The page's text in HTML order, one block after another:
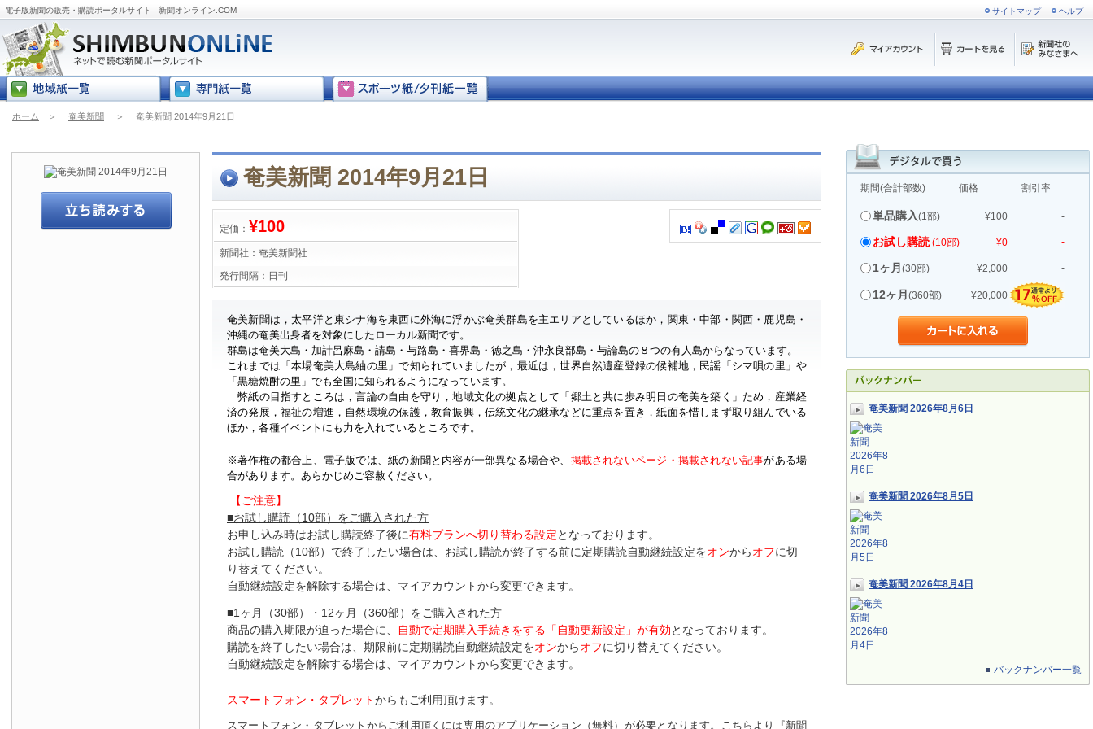
電子版新聞の販売・購読ポータルサイト - 新聞オンライン.COM サイトマップ ヘルプ
ホーム ＞ 奄美新聞 ＞ 奄美新聞 2014年9月21日
期間(合計部数) 価格 割引率
単品購入(1部) ¥100 -
お試し購読 (10部) ¥0 -
1ヶ月 (30部) ¥2,000 -
12ヶ月 (360部) ¥20,000
奄美新聞 2026年8月6日
奄美新聞 2026年8月5日
奄美新聞 2026年8月4日
バックナンバー一覧
奄美新聞 2014年9月21日
定価： ¥100
新聞社： 奄美新聞社
発行間隔： 日刊
奄美新聞は，太平洋と東シナ海を東西に外海に浮かぶ奄美群島を主エリアとしているほか，関東・中部・関西・鹿児島・
沖縄の奄美出身者を対象にしたローカル新聞です。
群島は奄美大島・加計呂麻島・請島・与路島・喜界島・徳之島・沖永良部島・与論島の８つの有人島からなっています。
これまでは「本場奄美大島紬の里」で知られていましたが，最近は，世界自然遺産登録の候補地，民謡「シマ唄の里」や
「黒糖焼酎の里」でも全国に知られるようになっています。
弊紙の目指すところは，言論の自由を守り，地域文化の拠点として「郷土と共に歩み明日の奄美を築く」ため，産業経
済の発展，福祉の増進，自然環境の保護，教育振興，伝統文化の継承などに重点を置き，紙面を惜しまず取り組んでいる
ほか，各種イベントにも力を入れているところです。
※著作権の都合上、 電子版では、紙の新聞と内容が一部異なる場合や、 掲載されないページ・掲載されない記事がある場
合があります。あらかじめご容赦ください。
【ご注意】
■お試し購読（10部）をご購入された方
お申し込み時はお試し購読終了後に有料プランへ切り替わる設定となっております。
お試し購読（10部）で終了したい場合は、お試し購読が終了する前に定期購読自動継続設定をオンからオフに切
り替えてください。
自動継続設定を解除する場合は、マイアカウントから変更できます。
■1ヶ月（30部）・12ヶ月（360部）をご購入された方
商品の購入期限が迫った場合に、
自動で定期購入手続きをする「自動更新設定」が有効となっております。
購読を終了したい場合は、期限前に定期購読自動継続設定をオンからオフに切り替えてください。
自動継続設定を解除する場合は、マイアカウントから変更できます。
スマートフォン・タブレットからもご利用頂けます。
スマートフォン・タブレットからご利用頂くには専用のアプリケーション（無料）が必要となります。 こちらより『新聞